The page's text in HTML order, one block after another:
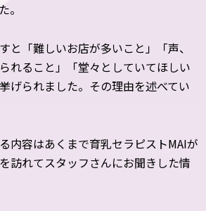
。
と「難しいお店が多いこと」「声、
れること」「堂々としていてほしい
げられました。その理由を述べてい
内容はあくまで育乳セラピストMAIが
訪れてスタッフさんにお聞きした情